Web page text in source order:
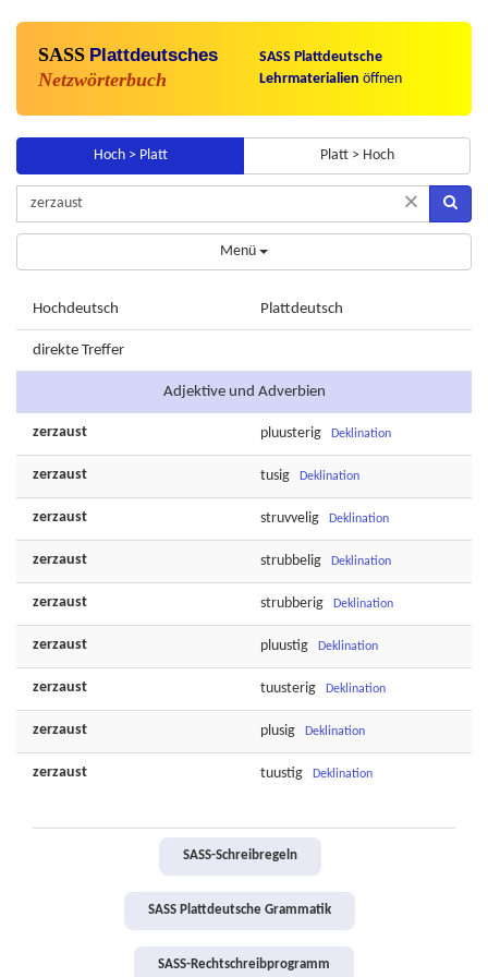
SASS Plattdeutsches
Netzwörterbuch
SASS Plattdeutsche
Lehrmaterialien öffnen
Hoch > Platt Platt > Hoch
×
Menü
Hochdeutsch Plattdeutsch
direkte Treffer
Adjektive und Adverbien
zerzaust pluusterig Deklination
zerzaust tusig Deklination
zerzaust struvvelig Deklination
zerzaust strubbelig Deklination
zerzaust strubberig Deklination
zerzaust pluustig Deklination
zerzaust tuusterig Deklination
zerzaust plusig Deklination
zerzaust tuustig Deklination
SASS-Schreibregeln
SASS Plattdeutsche Grammatik
SASS-Rechtschreibprogramm